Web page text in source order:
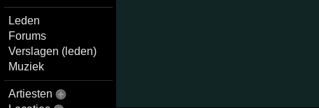
Leden
Forums
Verslagen (leden)
Muziek
Artiesten